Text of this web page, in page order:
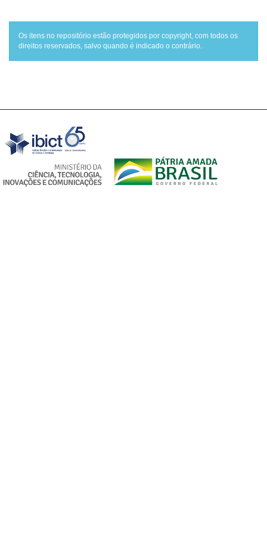
Os itens no repositório estão protegidos por copyright, com todos os
direitos reservados, salvo quando é indicado o contrário.